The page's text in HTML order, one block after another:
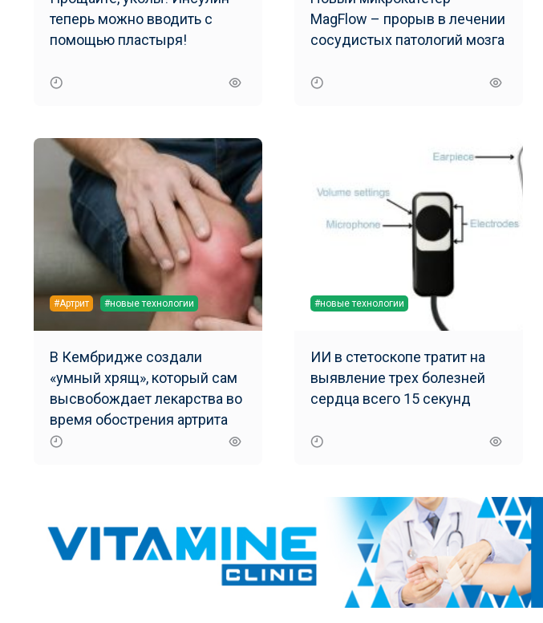
теперь можно вводить с
помощью пластыря!
MagFlow – прорыв в лечении
сосудистых патологий мозга
#Артрит #новые технологии
В Кембридже создали
«умный хрящ», который сам
высвобождает лекарства во
время обострения артрита
#новые технологии
ИИ в стетоскопе тратит на
выявление трех болезней
сердца всего 15 секунд